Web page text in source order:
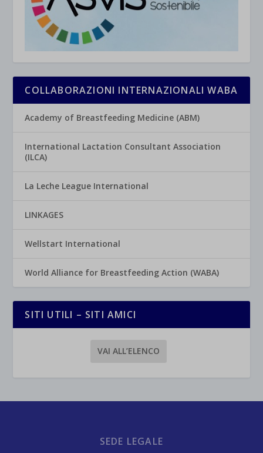
COLLABORAZIONI INTERNAZIONALI WABA
Academy of Breastfeeding Medicine (ABM)
International Lactation Consultant Association
(ILCA)
La Leche League International
LINKAGES
Wellstart International
World Alliance for Breastfeeding Action (WABA)
SITI UTILI – SITI AMICI
VAI ALL’ELENCO
SEDE LEGALE